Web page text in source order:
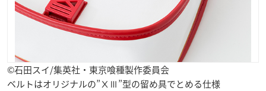
©石田スイ/集英社・東京喰種製作委員会
ベルトはオリジナルの”ⅩⅢ”型の留め具でとめる仕様